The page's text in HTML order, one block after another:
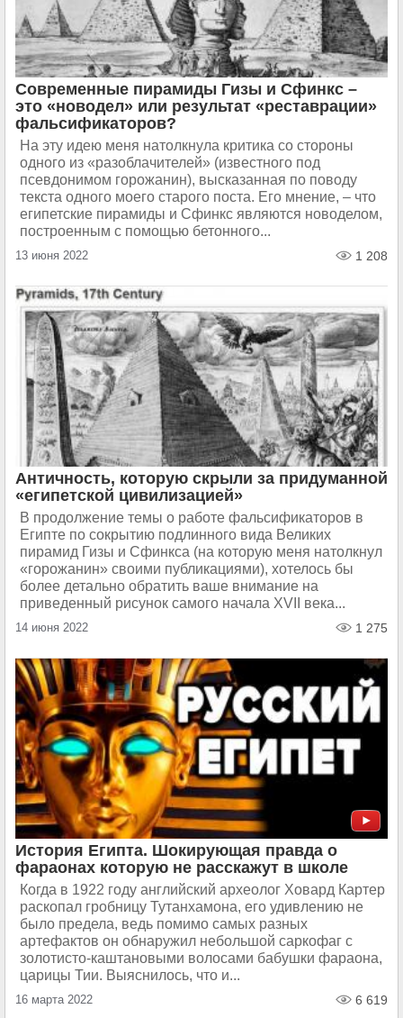
Современные пирамиды Гизы и Сфинкс –
это «новодел» или результат «реставрации»
фальсификаторов?
На эту идею меня натолкнула критика со стороны
одного из «разоблачителей» (известного под
псевдонимом горожанин), высказанная по поводу
текста одного моего старого поста. Его мнение, – что
египетские пирамиды и Сфинкс являются новоделом,
построенным с помощью бетонного...
13 июня 2022 1 208
Античность, которую скрыли за придуманной
«египетской цивилизацией»
В продолжение темы о работе фальсификаторов в
Египте по сокрытию подлинного вида Великих
пирамид Гизы и Сфинкса (на которую меня натолкнул
«горожанин» своими публикациями), хотелось бы
более детально обратить ваше внимание на
приведенный рисунок самого начала XVII века...
14 июня 2022 1 275
История Египта. Шокирующая правда о
фараонах которую не расскажут в школе
Когда в 1922 году английский археолог Ховард Картер
раскопал гробницу Тутанхамона, его удивлению не
было предела, ведь помимо самых разных
артефактов он обнаружил небольшой саркофаг с
золотисто-каштановыми волосами бабушки фараона,
царицы Тии. Выяснилось, что и...
16 марта 2022 6 619